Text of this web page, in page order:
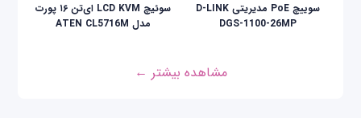
سوییچ PoE مدیریتی D-LINK
DGS-1100-26MP
سوئيچ LCD KVM ای‌تن ۱۶ پورت
مدل ATEN CL5716M
مشاهده بیشتر ←